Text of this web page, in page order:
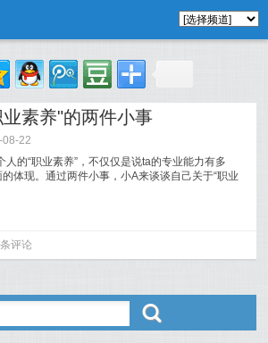
业素养"的两件小事
08-22
人的“职业素养”，不仅仅是说ta的专业能力有多
的体现。通过两件小事，小A来谈谈自己关于“职业
评论
ő